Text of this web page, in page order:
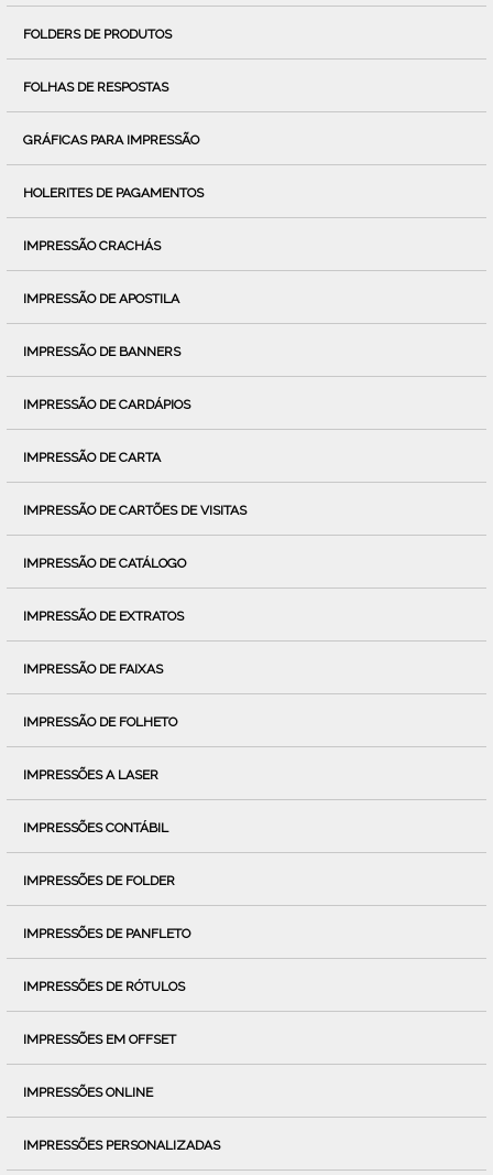
FOLDERS DE PRODUTOS
FOLHAS DE RESPOSTAS
GRÁFICAS PARA IMPRESSÃO
HOLERITES DE PAGAMENTOS
IMPRESSÃO CRACHÁS
IMPRESSÃO DE APOSTILA
IMPRESSÃO DE BANNERS
IMPRESSÃO DE CARDÁPIOS
IMPRESSÃO DE CARTA
IMPRESSÃO DE CARTÕES DE VISITAS
IMPRESSÃO DE CATÁLOGO
IMPRESSÃO DE EXTRATOS
IMPRESSÃO DE FAIXAS
IMPRESSÃO DE FOLHETO
IMPRESSÕES A LASER
IMPRESSÕES CONTÁBIL
IMPRESSÕES DE FOLDER
IMPRESSÕES DE PANFLETO
IMPRESSÕES DE RÓTULOS
IMPRESSÕES EM OFFSET
IMPRESSÕES ONLINE
IMPRESSÕES PERSONALIZADAS